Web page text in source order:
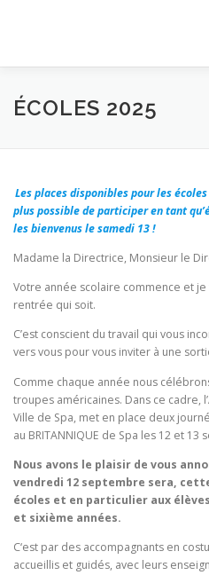
SPA US MEMORIAL DAYS
AIDEZ-NOUS ! NOS
ÉCOLES 2025
Les places disponibles pour les écoles
plus possible de participer en tant
les bienvenus le samedi 13 !
Madame la Directrice, Monsieur le
Votre année scolaire commence et
rentrée qui soit.
C’est conscient du travail qui vous
vers vous pour vous inviter à une
Comme chaque année nous
troupes américaines. Dans ce cadre,
Ville de Spa, met en place deux
au BRITANNIQUE de Spa les 12 et 13
Nous avons le plaisir de vous
vendredi 12 septembre sera,
écoles et en particulier aux
et sixième années.
C‘est par des accompagnants en
accueillis et guidés, avec leurs